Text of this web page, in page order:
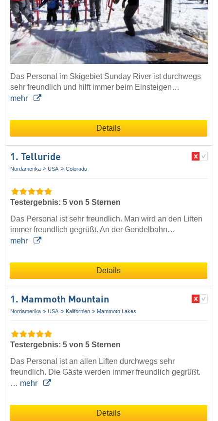
Das Personal im Skigebiet Sunday River ist durchwegs
sehr freundlich und hilft immer beim Einsteigen…
mehr
Details
1. Telluride
Nordamerika USA Colorado
Testergebnis: 5 von 5 Sternen
Das Personal ist sehr freundlich. Man wird an den Liften
immer freundlich gegrüßt. An der Gondelbahn…
mehr
Details
1. Mammoth Mountain
Nordamerika USA Kalifornien Mammoth Lakes
Testergebnis: 5 von 5 Sternen
Das Personal ist an allen Liften durchwegs sehr
freundlich. Die Gäste werden immer freundlich gegrüßt.
… mehr
Details